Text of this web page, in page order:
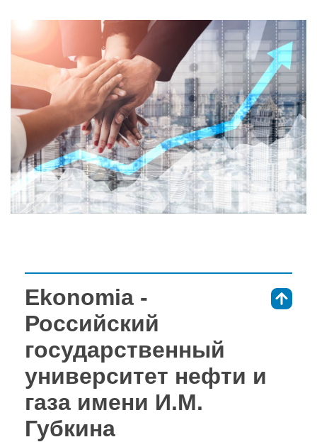
Ekonomia -
Российский
государственный
университет нефти и
газа имени И.М.
Губкина